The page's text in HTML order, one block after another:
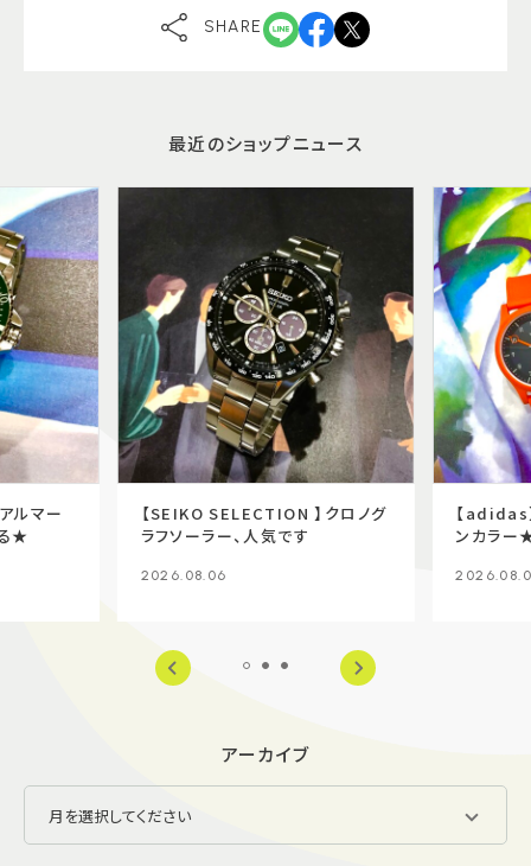
SHARE
最近のショップニュース
ルマー
★
【SEIKO SELECTION 】クロノグ
ラフソーラー、人気です
2026.08.06
【adidas
ンカラー
アーカイブ